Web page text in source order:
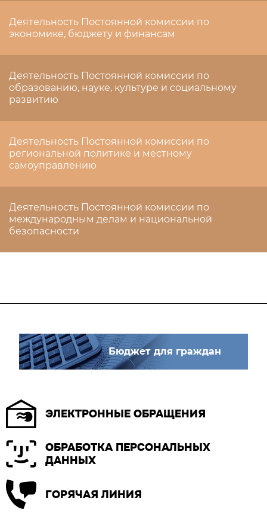
Деятельность Постоянной комиссии по
экономике, бюджету и финансам
Деятельность Постоянной комиссии по
образованию, науке, культуре и социальному
развитию
Деятельность Постоянной комиссии по
региональной политике и местному
самоуправлению
Деятельность Постоянной комиссии по
международным делам и национальной
безопасности
Бюджет для граждан
ЭЛЕКТРОННЫЕ ОБРАЩЕНИЯ
ОБРАБОТКА ПЕРСОНАЛЬНЫХ
ДАННЫХ
ГОРЯЧАЯ ЛИНИЯ